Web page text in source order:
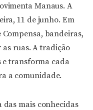
Manaus. A
11 de junho. Em
bandeiras,
ruas. A tradição
e transforma cada
a comunidade.
mais conhecidas